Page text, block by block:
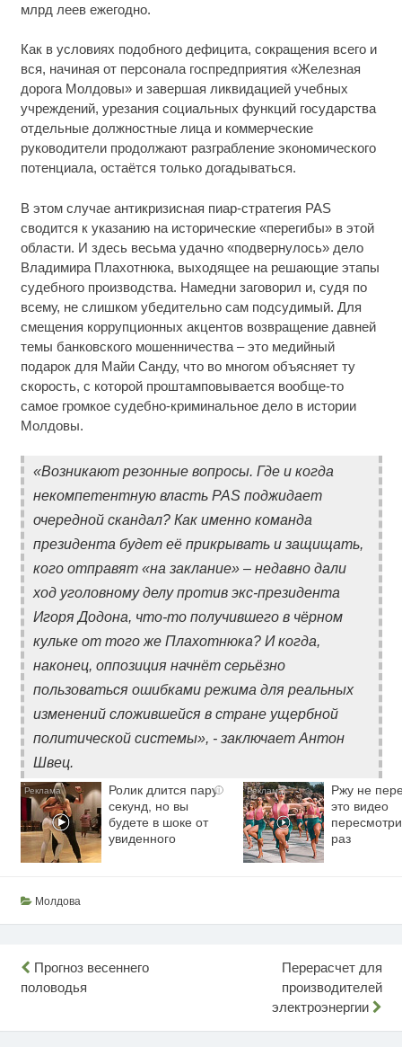
млрд леев ежегодно.
Как в условиях подобного дефицита, сокращения всего и
вся, начиная от персонала госпредприятия «Железная
дорога Молдовы» и завершая ликвидацией учебных
учреждений, урезания социальных функций государства
отдельные должностные лица и коммерческие
руководители продолжают разграбление экономического
потенциала, остаётся только догадываться.
В этом случае антикризисная пиар-стратегия PAS
сводится к указанию на исторические «перегибы» в этой
области. И здесь весьма удачно «подвернулось» дело
Владимира Плахотнюка, выходящее на решающие этапы
судебного производства. Намедни заговорил и, судя по
всему, не слишком убедительно сам подсудимый. Для
смещения коррупционных акцентов возвращение давней
темы банковского мошенничества – это медийный
подарок для Майи Санду, что во многом объясняет ту
скорость, с которой проштамповывается вообще-то
самое громкое судебно-криминальное дело в истории
Молдовы.
«Возникают резонные вопросы. Где и когда
некомпетентную власть PAS поджидает
очередной скандал? Как именно команда
президента будет её прикрывать и защищать,
кого отправят «на заклание» – недавно дали
ход уголовному делу против экс-президента
Игоря Додона, что-то получившего в чёрном
кульке от того же Плахотнюка? И когда,
наконец, оппозиция начнёт серьёзно
пользоваться ошибками режима для реальных
изменений сложившейся в стране ущербной
политической системы», - заключает Антон
Швец.
i
Ролик длится пару
секунд, но вы
будете в шоке от
увиденного
Ржу не
это видео
раз
Молдова
Навигация
по
записям
Прогноз весеннего
половодья
Перерасчет для
производителей
электроэнергии